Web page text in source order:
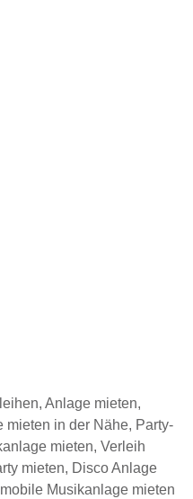
Anlage mieten,
mieten in der Nähe, Party-
mieten, Verleih
mieten, Disco Anlage
Musikanlage mieten